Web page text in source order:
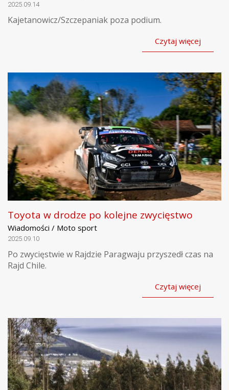
2025.09.14
Kajetanowicz/Szczepaniak poza podium.
Czytaj więcej
Toyota w drodze po kolejne zwycięstwo
Wiadomości / Moto sport
2025.09.10
Po zwycięstwie w Rajdzie Paragwaju przyszedł czas na
Rajd Chile.
Czytaj więcej